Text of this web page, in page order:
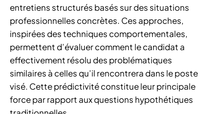
entretiens structurés basés sur des situations
professionnelles concrètes. Ces approches,
inspirées des techniques comportementales,
permettent d’évaluer comment le candidat a
effectivement résolu des problématiques
similaires à celles qu’il rencontrera dans le poste
visé. Cette prédictivité constitue leur principale
force par rapport aux questions hypothétiques